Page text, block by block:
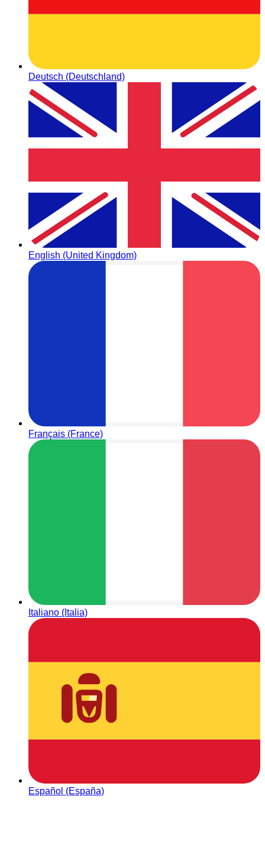
Deutsch (Deutschland)
English (United Kingdom)
Français (France)
Italiano (Italia)
Español (España)